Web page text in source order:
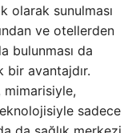
olarak sunulması
ve otellerden
bulunması da
bir avantajdır.
mimarisiyle,
sadece